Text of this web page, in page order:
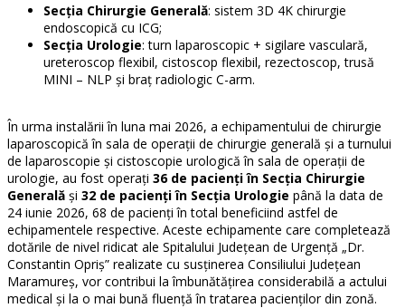
Secția Chirurgie Generală: sistem 3D 4K chirurgie
endoscopică cu ICG;
Secția Urologie: turn laparoscopic + sigilare vasculară,
ureteroscop flexibil, cistoscop flexibil, rezectoscop, trusă
MINI – NLP și braț radiologic C-arm.
În urma instalării în luna mai 2026, a echipamentului de chirurgie
laparoscopică în sala de operații de chirurgie generală și a turnului
de laparoscopie și cistoscopie urologică în sala de operații de
urologie, au fost operați 36 de pacienți în Secția Chirurgie
Generală și 32 de pacienți în Secția Urologie până la data de
24 iunie 2026, 68 de pacienți în total beneficiind astfel de
echipamentele respective. Aceste echipamente care completează
dotările de nivel ridicat ale Spitalului Județean de Urgență „Dr.
Constantin Opriș” realizate cu susținerea Consiliului Județean
Maramureș, vor contribui la îmbunătățirea considerabilă a actului
medical și la o mai bună fluență în tratarea pacienților din zonă.